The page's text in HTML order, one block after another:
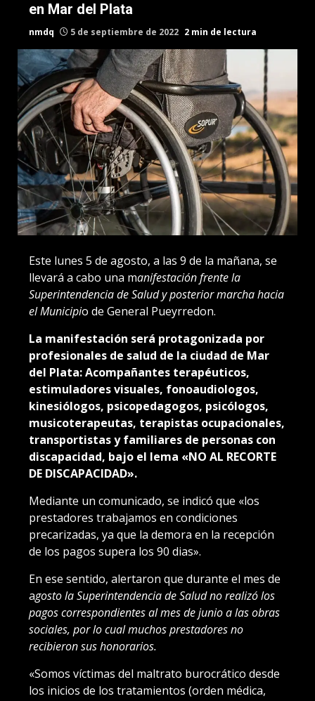
en Mar del Plata
nmdq 5 de septiembre de 2022 2 min de lectura
Este lunes 5 de agosto, a las 9 de la mañana, se
llevará a cabo una manifestación frente la
Superintendencia de Salud y posterior marcha hacia
el Municipio de General Pueyrredon.
La manifestación será protagonizada por
profesionales de salud de la ciudad de Mar
del Plata: Acompañantes terapéuticos,
estimuladores visuales, fonoaudiologos,
kinesiólogos, psicopedagogos, psicólogos,
musicoterapeutas, terapistas ocupacionales,
transportistas y familiares de personas con
discapacidad, bajo el lema «NO AL RECORTE
DE DISCAPACIDAD».
Mediante un comunicado, se indicó que «los
prestadores trabajamos en condiciones
precarizadas, ya que la demora en la recepción
de los pagos supera los 90 dias».
En ese sentido, alertaron que durante el mes de
agosto la Superintendencia de Salud no realizó los
pagos correspondientes al mes de junio a las obras
sociales, por lo cual muchos prestadores no
recibieron sus honorarios.
«Somos víctimas del maltrato burocrático desde
los inicios de los tratamientos (orden médica,